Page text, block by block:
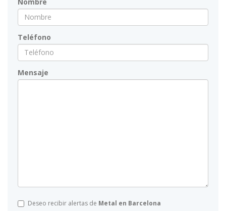
Teléfono
Mensaje
Deseo recibir alertas de Metal en Barcelona